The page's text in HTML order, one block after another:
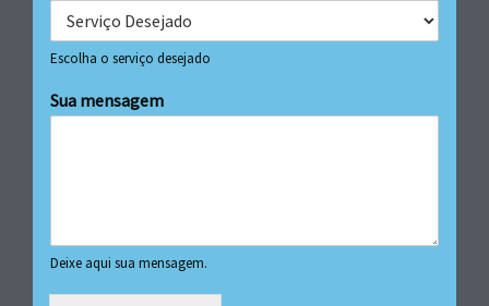
Escolha o serviço desejado
Sua mensagem
Deixe aqui sua mensagem.